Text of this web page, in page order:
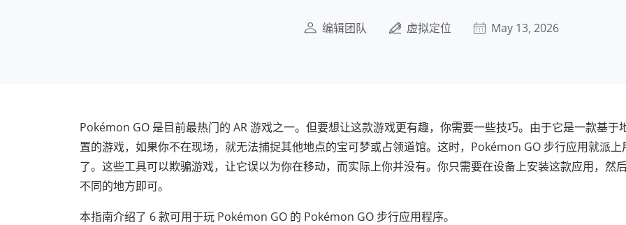
编辑团队 虚拟定位 May 13, 2026
Pokémon GO 是目前最热门的 AR 游戏之一。但要想让这款游戏更有趣，你需要一些技巧。由于它是一款基于
置的游戏，如果你不在现场，就无法捕捉其他地点的宝可梦或占领道馆。这时，Pokémon GO 步行应用就派上
了。这些工具可以欺骗游戏，让它误以为你在移动，而实际上你并没有。你只需要在设备上安装这款应用，然
不同的地方即可。
本指南介绍了 6 款可用于玩 Pokémon GO 的 Pokémon GO 步行应用程序。